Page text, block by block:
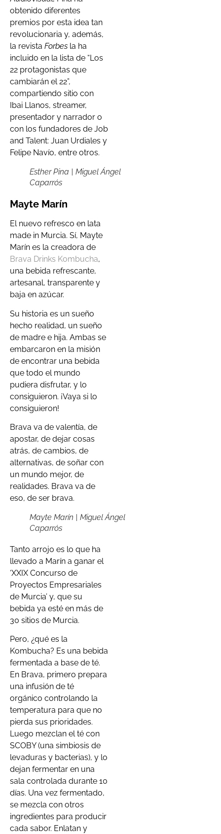
obtenido diferentes
premios por esta idea tan
revolucionaria y, además,
la revista Forbes la ha
incluido en la lista de “Los
22 protagonistas que
cambiarán el 22”,
compartiendo sitio con
Ibai Llanos, streamer,
presentador y narrador o
con los fundadores de Job
and Talent: Juan Urdiales y
Felipe Navío, entre otros.
Esther Pina | Miguel Ángel
Caparrós
Mayte Marín
El nuevo refresco en lata
made in Murcia. Sí, Mayte
Marín es la creadora de
Brava Drinks Kombucha,
una bebida refrescante,
artesanal, transparente y
baja en azúcar.
Su historia es un sueño
hecho realidad, un sueño
de madre e hija. Ambas se
embarcaron en la misión
de encontrar una bebida
que todo el mundo
pudiera disfrutar, y lo
consiguieron. ¡Vaya si lo
consiguieron!
Brava va de valentía, de
apostar, de dejar cosas
atrás, de cambios, de
alternativas, de soñar con
un mundo mejor, de
realidades. Brava va de
eso, de ser brava.
Mayte Marín | Miguel Ángel
Caparrós
Tanto arrojo es lo que ha
llevado a Marín a ganar el
‘XXIX Concurso de
Proyectos Empresariales
de Murcia’ y, que su
bebida ya esté en más de
30 sitios de Murcia.
Pero, ¿qué es la
Kombucha? Es una bebida
fermentada a base de té.
En Brava, primero prepara
una infusión de té
orgánico controlando la
temperatura para que no
pierda sus prioridades.
Luego mezclan el té con
SCOBY (una simbiosis de
levaduras y bacterias), y lo
dejan fermentar en una
sala controlada durante 10
días. Una vez fermentado,
se mezcla con otros
ingredientes para producir
cada sabor. Enlatan y